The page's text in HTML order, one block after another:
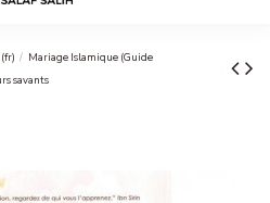
Mariage Islamique (Guide
savants